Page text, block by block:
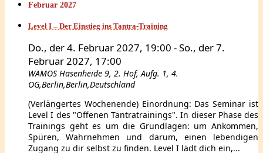
Februar 2027
Level I – Der Einstieg ins Tantra-Training
Do., der 4. Februar 2027, 19:00 -So., der 7.
Februar 2027, 17:00
WAMOS Hasenheide 9, 2. Hof, Aufg. 1, 4.
OG,Berlin,Berlin,Deutschland
(Verlängertes Wochenende) Einordnung: Das Seminar ist
Level I des "Offenen Tantratrainings". In dieser Phase des
Trainings geht es um die Grundlagen: um Ankommen,
Spüren, Wahrnehmen und darum, einen lebendigen
Zugang zu dir selbst zu finden. Level I lädt dich ein,...